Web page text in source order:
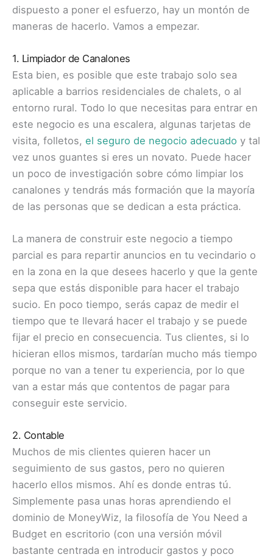
dispuesto a poner el esfuerzo, hay un montón de
maneras de hacerlo. Vamos a empezar.
1. Limpiador de Canalones
Esta bien, es posible que este trabajo solo sea
aplicable a barrios residenciales de chalets, o al
entorno rural. Todo lo que necesitas para entrar en
este negocio es una escalera, algunas tarjetas de
visita, folletos, el seguro de negocio adecuado y tal
vez unos guantes si eres un novato. Puede hacer
un poco de investigación sobre cómo limpiar los
canalones y tendrás más formación que la mayoría
de las personas que se dedican a esta práctica.
La manera de construir este negocio a tiempo
parcial es para repartir anuncios en tu vecindario o
en la zona en la que desees hacerlo y que la gente
sepa que estás disponible para hacer el trabajo
sucio. En poco tiempo, serás capaz de medir el
tiempo que te llevará hacer el trabajo y se puede
fijar el precio en consecuencia. Tus clientes, si lo
hicieran ellos mismos, tardarían mucho más tiempo
porque no van a tener tu experiencia, por lo que
van a estar más que contentos de pagar para
conseguir este servicio.
2. Contable
Muchos de mis clientes quieren hacer un
seguimiento de sus gastos, pero no quieren
hacerlo ellos mismos. Ahí es donde entras tú.
Simplemente pasa unas horas aprendiendo el
dominio de MoneyWiz, la filosofía de You Need a
Budget en escritorio (con una versión móvil
bastante centrada en introducir gastos y poco